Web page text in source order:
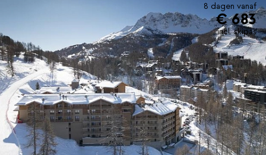
8 dagen vanaf
€ 683
incl. skipas